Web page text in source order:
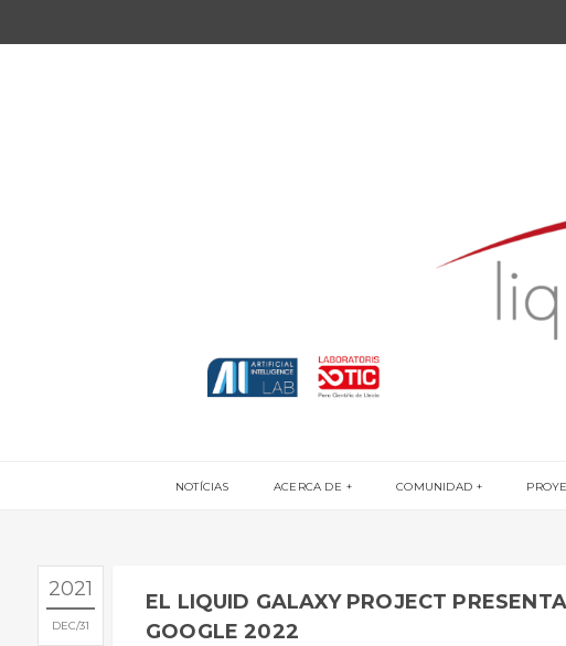
NOTÍCIAS ACERCA DE COMUNIDAD
2021
DEC 31
EL LIQUID GALAXY PROJECT
GOOGLE 2022